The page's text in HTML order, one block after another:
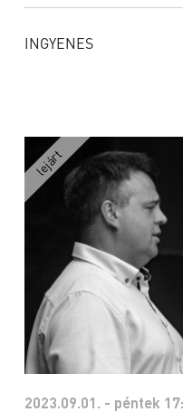
INGYENES
2023.09.01. - péntek